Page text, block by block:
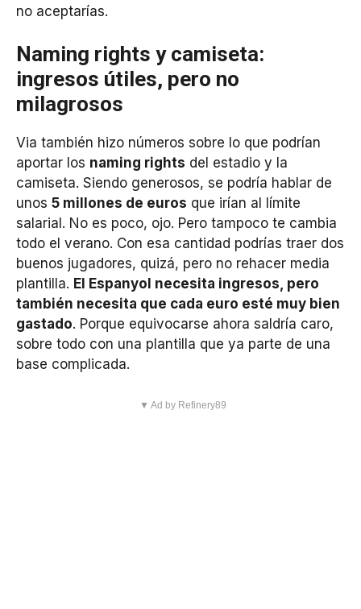
no aceptarías.
Naming rights y camiseta:
ingresos útiles, pero no
milagrosos
Via también hizo números sobre lo que podrían
aportar los naming rights del estadio y la
camiseta. Siendo generosos, se podría hablar de
unos 5 millones de euros que irían al límite
salarial. No es poco, ojo. Pero tampoco te cambia
todo el verano. Con esa cantidad podrías traer dos
buenos jugadores, quizá, pero no rehacer media
plantilla. El Espanyol necesita ingresos, pero
también necesita que cada euro esté muy bien
gastado. Porque equivocarse ahora saldría caro,
sobre todo con una plantilla que ya parte de una
base complicada.
▼ Ad by Refinery89